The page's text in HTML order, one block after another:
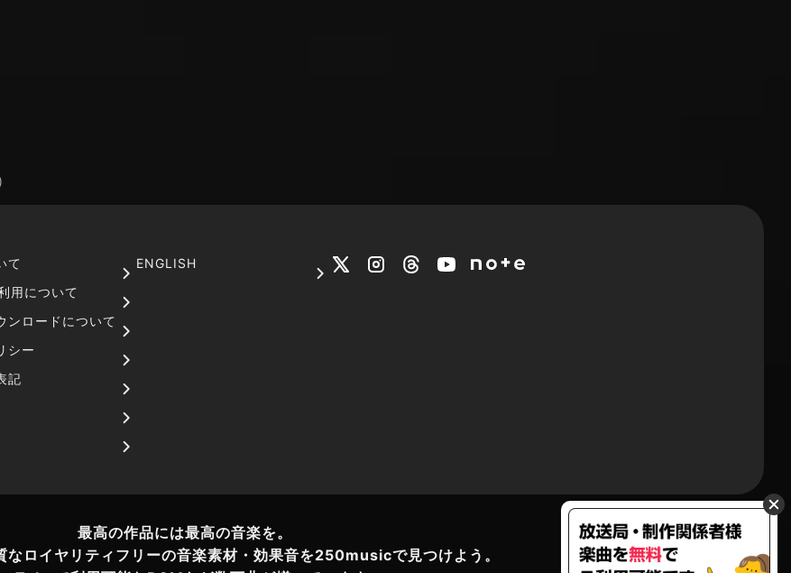
て
用について
ンロードについて
シー
記
ENGLISH
最高の作品には最高の音楽を。
なロイヤリティフリーの音楽素材・効果音を250musicで見つけよう。